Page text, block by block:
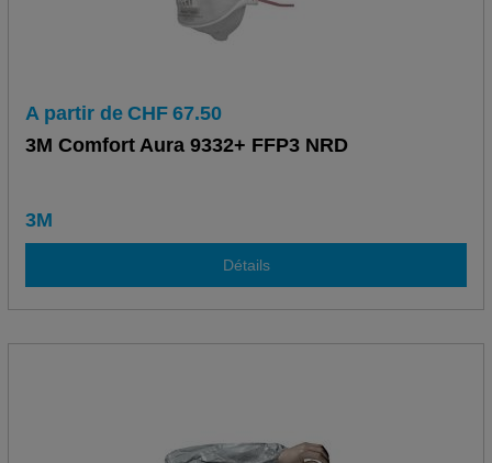
A partir de CHF 67.50
3M Comfort Aura 9332+ FFP3 NRD
3M
Détails